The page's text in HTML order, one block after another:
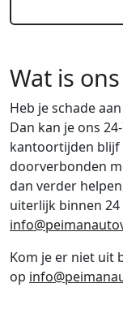
Wat is
Heb je schade
Dan kan je ons
kantoortijden blijf
doorverbonden
dan verder
uiterlijk binnen 24
Kom je er niet uit
op